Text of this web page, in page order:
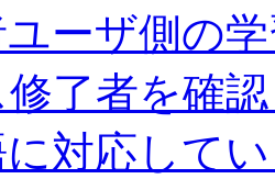
ーザ側の
修了者を確
対応して